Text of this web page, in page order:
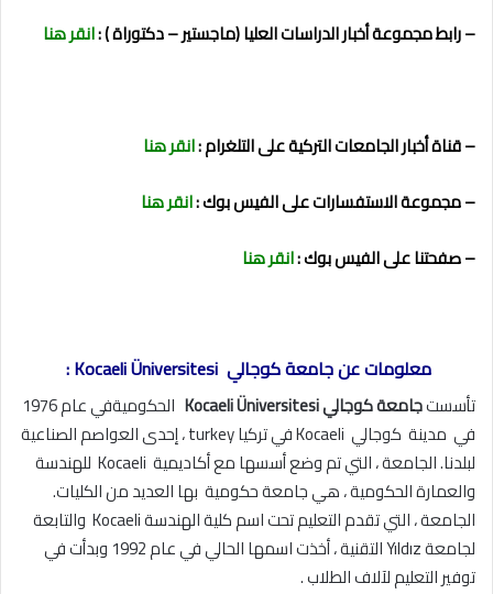
– رابط مجموعة أخبار الدراسات العليا (ماجستير – دكتوراة ) :انقر هنا
– قناة أخبار الجامعات التركية على التلغرام :انقر هنا
– مجموعة الاستفسارات على الفيس بوك :انقر هنا
– صفحتنا على الفيس بوك :انقر هنا
معلومات عن جامعة كوجالي Kocaeli Üniversitesi :
تأسستجامعة كوجالي Kocaeli Üniversitesi
الحكوميةفي عام 1976
في مدينة كوجالي Kocaeli في تركيا turkey ، إحدى العواصم الصناعية
لبلدنا. الجامعة ، التي تم وضع أسسها مع أكاديمية Kocaeli للهندسة
والعمارة الحكومية ، هي جامعة حكومية بها العديد من الكليات.
الجامعة ، التي تقدم التعليم تحت اسم كلية الهندسة Kocaeli والتابعة
لجامعة Yıldız التقنية ، أخذت اسمها الحالي في عام 1992 وبدأت في
توفير التعليم لآلاف الطلاب .